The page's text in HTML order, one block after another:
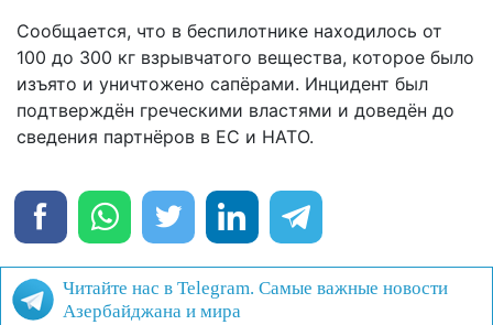
Сообщается, что в беспилотнике находилось от
100 до 300 кг взрывчатого вещества, которое было
изъято и уничтожено сапёрами. Инцидент был
подтверждён греческими властями и доведён до
сведения партнёров в ЕС и НАТО.
Читайте нас в Telegram. Самые важные новости
Азербайджана и мира